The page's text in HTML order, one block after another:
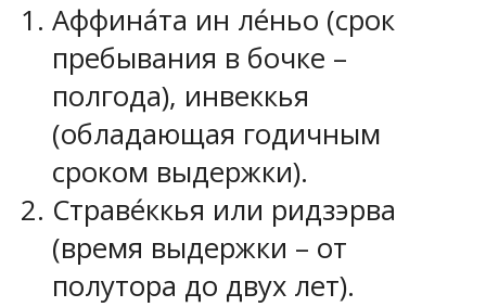
Аффина́та ин ле́ньо (срок
пребывания в бочке –
полгода), инвеккья
(обладающая годичным
сроком выдержки).
Страве́ккья или ридзэрва
(время выдержки – от
полутора до двух лет).